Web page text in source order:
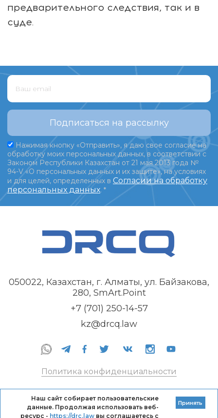
предварительного следствия, так и в
суде.
Подписаться на рассылку
Нажимая кнопку «Отправить», я даю свое согласие на
обработку моих персональных данных, в соответствии с
Законом Республики Казахстан от 21 мая 2013 года №
94-V «О персональных данных и их защите», на условиях
и для целей, определенных в Согласии на обработку
персональных данных. *
050022, Казахстан, г. Алматы, ул. Байзакова,
280, SmArt.Point
+7 (701) 250-14-57
kz@drcq.law
Политика конфиденциальности
Кодекс профессиональной этики DRC
Правила оказания услуг
Наш сайт собирает пользовательские
данные. Продолжая использовать веб-
ресурс - https://drc.lawвы соглашаетесь с
Принять